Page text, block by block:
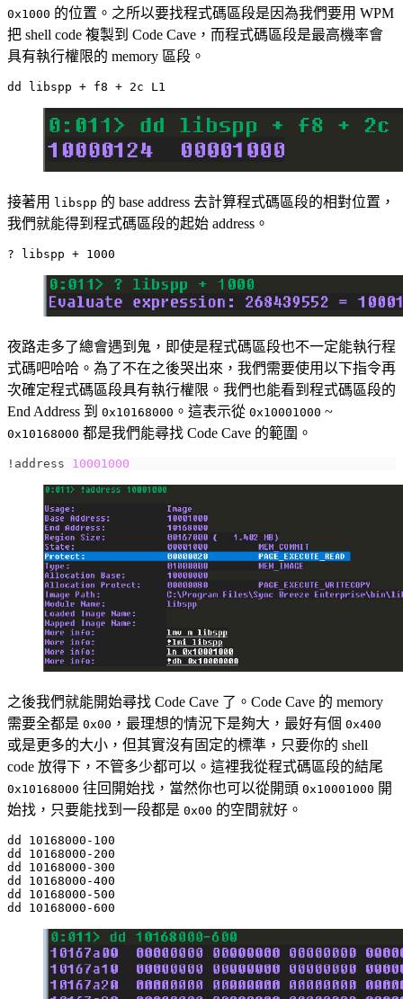
0x1000 的位置。之所以要找程式碼區段是因為我們要用 WPM
把 shell code 複製到 Code Cave，而程式碼區段是最高機率會
具有執行權限的 memory 區段。
接著用 libspp 的 base address 去計算程式碼區段的相對位置，
我們就能得到程式碼區段的起始 address。
夜路走多了總會遇到鬼，即使是程式碼區段也不一定能執行程
式碼吧哈哈。為了不在之後哭出來，我們需要使用以下指令再
次確定程式碼區段具有執行權限。我們也能看到程式碼區段的
End Address 到 0x10168000 。這表示從 0x10001000 ~
0x10168000 都是我們能尋找 Code Cave 的範圍。
!address 10001000
之後我們就能開始尋找 Code Cave 了。Code Cave 的 memory
需要全都是 0x00 ，最理想的情況下是夠大，最好有個 0x400
或是更多的大小，但其實沒有固定的標準，只要你的 shell
code 放得下，不管多少都可以。這裡我從程式碼區段的結尾
0x10168000 往回開始找，當然你也可以從開頭 0x10001000 開
始找，只要能找到一段都是 0x00 的空間就好。
dd 10168000-100
dd 10168000-200
dd 10168000-300
dd 10168000-400
dd 10168000-500